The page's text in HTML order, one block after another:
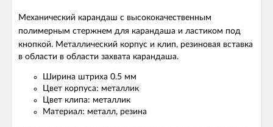
Механический карандаш с высококачественным
полимерным стержнем для карандаша и ластиком под
кнопкой. Металлический корпус и клип, резиновая вставка
в области в области захвата карандаша.
Ширина штриха 0.5 мм
Цвет корпуса: металлик
Цвет клипа: металлик
Материал: металл, резина